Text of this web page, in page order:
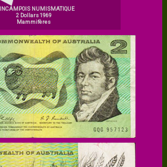
NUMISMATIQUE
2 Dollars 1969
Mammifères